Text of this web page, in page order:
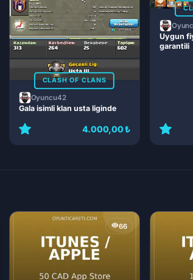
CLASH OF CLANS
Oyuncu42
Gala isimli klan usta liginde
4.000,00 ₺
Uygun
garantili
66